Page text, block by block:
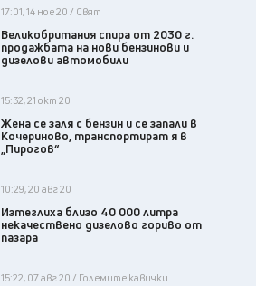
17:01, 14 ное 20 / Свят
Великобритания спира от 2030 г.
продажбата на нови бензинови и
дизелови автомобили
15:32, 21 окт 20
Жена се заля с бензин и се запали в
Кочериново, транспортират я в
„Пирогов“
10:29, 20 авг 20
Изтеглиха близо 40 000 литра
некачествено дизелово гориво от
пазара
15:22, 07 авг 20 / Големите кавички